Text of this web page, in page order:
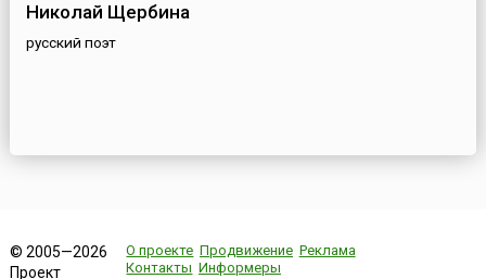
Николай Щербина
русский поэт
© 2005—2026
Проект
О проекте Продвижение Реклама
Контакты Информеры